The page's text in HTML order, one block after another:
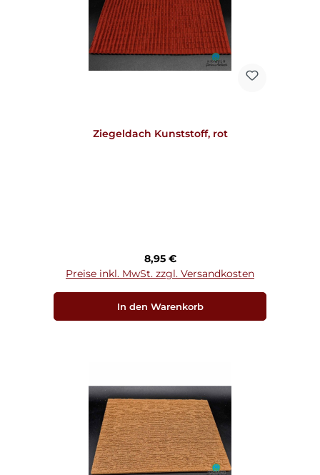
Ziegeldach Kunststoff, rot
Regulärer Preis:
8,95 €
Preise inkl. MwSt. zzgl. Versandkosten
In den Warenkorb